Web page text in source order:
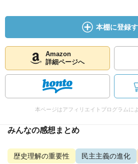
本棚に登録
Amazon
詳細ページへ
本ページはアフィリエイトプログラムに
みんなの感想まとめ
歴史理解の重要性 民主主義の進化